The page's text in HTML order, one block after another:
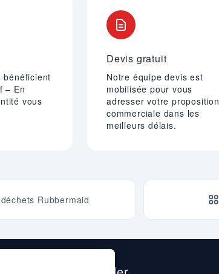
bénéficient
– En
vous
Devis gratuit
Notre équipe devis est
mobilisée pour vous
adresser votre proposition
commerciale dans les
meilleurs délais.
Rubbermaid